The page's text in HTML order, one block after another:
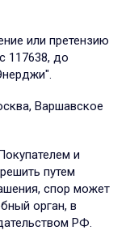
или претензию
117638, до
Варшавское
и
путем
спор может
орган, в
РФ.